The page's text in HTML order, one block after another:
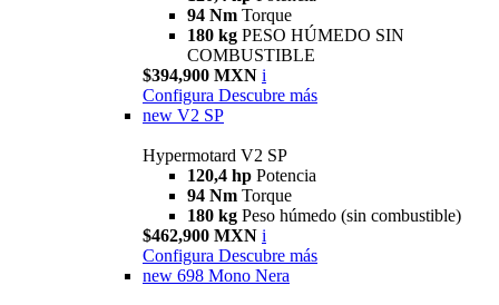
94 Nm Torque
180 kg PESO HÚMEDO SIN
COMBUSTIBLE
$394,900 MXN i
Configura Descubre más
new V2 SP
Hypermotard V2 SP
120,4 hp Potencia
94 Nm Torque
180 kg Peso húmedo (sin combustible)
$462,900 MXN i
Configura Descubre más
new 698 Mono Nera